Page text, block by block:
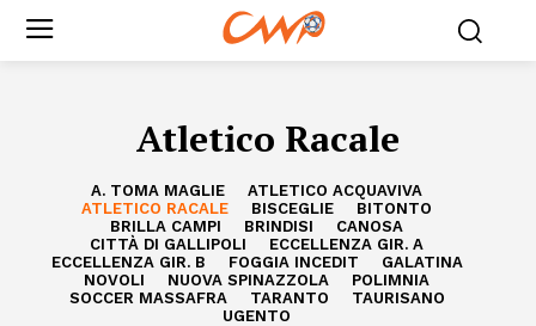
Atletico Racale
A. TOMA MAGLIE
ATLETICO ACQUAVIVA
ATLETICO RACALE
BISCEGLIE
BITONTO
BRILLA CAMPI
BRINDISI
CANOSA
CITTÀ DI GALLIPOLI
ECCELLENZA GIR. A
ECCELLENZA GIR. B
FOGGIA INCEDIT
GALATINA
NOVOLI
NUOVA SPINAZZOLA
POLIMNIA
SOCCER MASSAFRA
TARANTO
TAURISANO
UGENTO